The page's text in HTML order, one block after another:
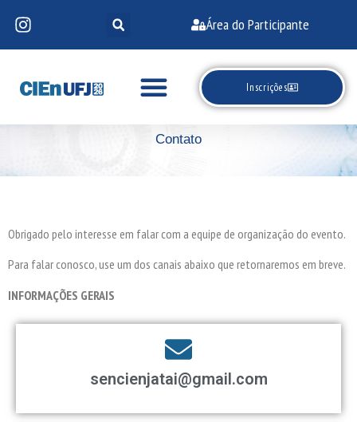
Área do Participante
Inscrições
Contato
Obrigado pelo interesse em falar com a equipe de organização do evento.
Para falar conosco, use um dos canais abaixo que retornaremos em breve.
INFORMAÇÕES GERAIS
sencienjatai@gmail.com